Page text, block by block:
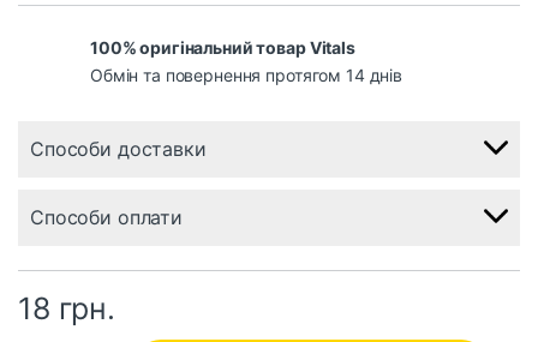
100% оригінальний товар Vitals
Обмін та повернення протягом 14 днів
Способи доставки
Способи оплати
18 грн.